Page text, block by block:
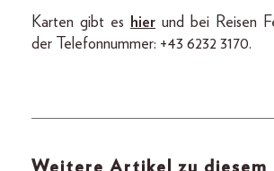
Karten gibt es hier und bei Reisen
der Telefonnummer: +43 6232 3170.